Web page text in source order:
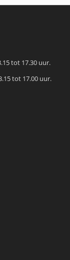
tot 17.30 uur.
tot 17.00 uur.